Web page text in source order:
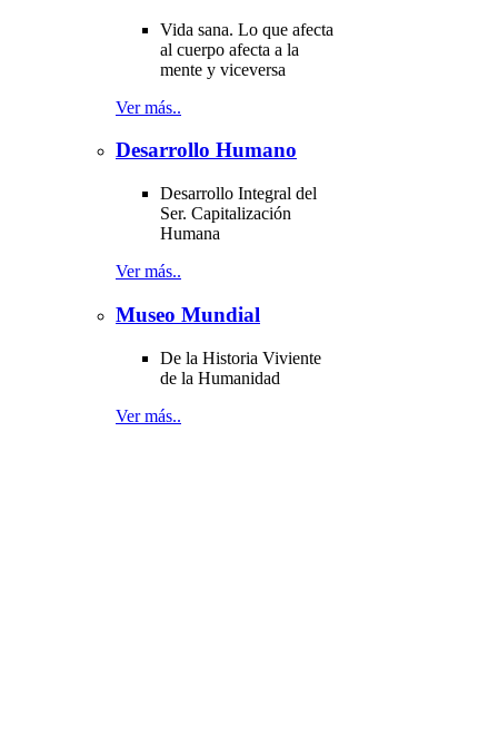
Vida sana. Lo que afecta
al cuerpo afecta a la
mente y viceversa
Ver más..
Desarrollo Humano
Desarrollo Integral del
Ser. Capitalización
Humana
Ver más..
Museo Mundial
De la Historia Viviente
de la Humanidad
Ver más..